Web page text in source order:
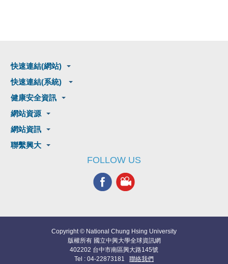
快速連結(網站)
快速連結(系統)
健康安全資訊
網站資源
網站資訊
聯繫興大
FOLLOW US
Copyright © National Chung Hsing University
版權所有 國立中興大學全球資訊網
402202 台中市南區興大路145號
Tel : 04-22873181 聯絡我們